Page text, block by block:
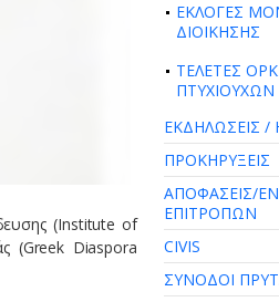
(Institute of
(Greek Diaspora
ΕΚΛΟΓΕΣ
ΔΙΟΙΚΗΣΗΣ
ΤΕΛΕΤΕΣ
ΠΤΥΧΙΟΥΧΩΝ
ΕΚΔΗΛΩΣΕΙΣ /
ΠΡΟΚΗΡΥΞΕΙΣ
ΑΠΟΦΑΣΕΙΣ/
ΕΠΙΤΡΟΠΩΝ
CIVIS
ΣΥΝΟΔΟΙ